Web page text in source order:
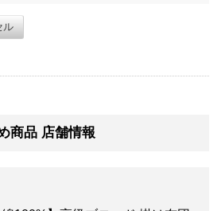
ル
商品 店舗情報